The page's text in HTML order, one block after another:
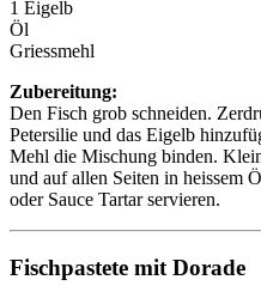
1 Eigelb
Öl
Griessmehl
Zubereitung:
Den Fisch grob schneiden.
Petersilie und das Eigelb
Mehl die Mischung binden.
und auf allen Seiten in heissem
oder Sauce Tartar servieren.
Fischpastete mit Dorade